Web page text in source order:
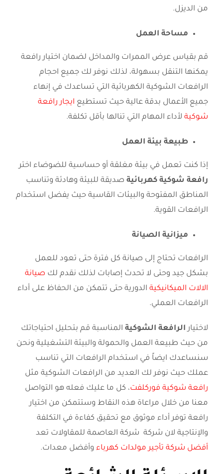
من الديزل.
مساحة العمل
قم بقياس عرض الممرات والمداخل لضمان اختيار رافعة
يمكنها التنقل بسهولة، لذلك نوفر لك جميع احجام
الرافعات الشوكية الكهربائية التي تساعدك في إنهاء
جميع الأعمال بدقة عالية حيث تستطيع ايجار رافعة
شوكيةلأداء المهام التي تنالها بأقل تكلفة.
طبيعة بيئة العمل
إذا كنت تعمل في بيئة مغلقة أو حساسية للضوضاء اختر
رافعة شوكية كهربائيةصديقة للبيئة وهادئة وتناسب
المناطق المفتوحة والبيئات القاسية حيث يفضل استخدام
الرافعات القوية.
ميزانية الصيانة
الرافعات تحتاج إلى صيانة كل فترة حتى تعود للعمل
بشكل جيد وحتى لا تحدث إصابات لذلك نقدم لك صيانة
الالات الميكانيكيةالدورية حتى تتمكن من الحفاظ على أداء
الرافعات العملي.
لاختيار الرافعة الشوكيةالمناسبة قم بتحليل احتياجاتك
من حيث طبيعة العمل والحمولة والبيئة التشغيلية ونحن
سنساعدك ايضاً في استخدام الرافعات التي تناسب
عملك حيث نوفر لك العديد من الرافعات الشوكية مثل
رافعة شوكية فوركلفت، كل ما عليك فعله هو التواصل
معنا من خلال مراعاة هذه النقاط وستتمكن من اختيار
رافعة توفر أداء موثوق مع تحقيق كفاءة في التكلفة
والإنتاجية لان شركة شركة العاصمة للمقاولات تعد
أفضل شركة تأجير مولدات كهرباءوأفضل معدات.